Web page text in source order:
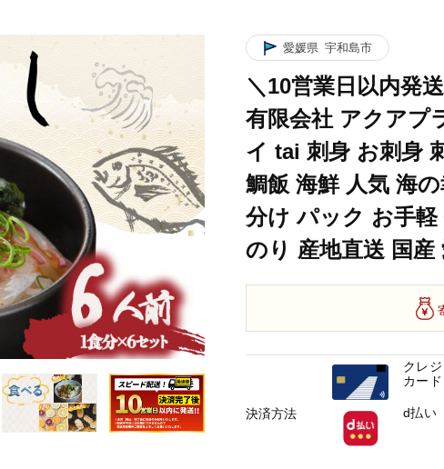
クアプラス 生鯛めし 真鯛 鯛 マダイ タイ tai 刺身 お刺身 刺し身 丼 丼ぶり 海鮮
送 国産 愛媛 宇和島 D020-090004
クアプラス 生鯛めし 真鯛 鯛 マダイ タイ tai 刺身 お刺身 刺し身 丼 丼ぶり 海鮮
送 国産 愛媛 宇和島 D020-090004
クアプラス 生鯛めし 真鯛 鯛 マダイ タイ tai 刺身 お刺身 刺し身 丼 丼ぶり 海鮮
送 国産 愛媛 宇和島 D020-090004
愛媛県 宇和島市
＼10営業日以内発
有限会社 アクアプ
イ tai 刺身 お刺身
鯛飯 海鮮 人気 海
分け パック お手軽
のり 産地直送 国産
決済方法
クレジ
カード
d払い